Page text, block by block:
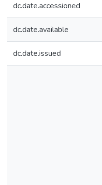
dc.date.accessioned
dc.date.available
dc.date.issued